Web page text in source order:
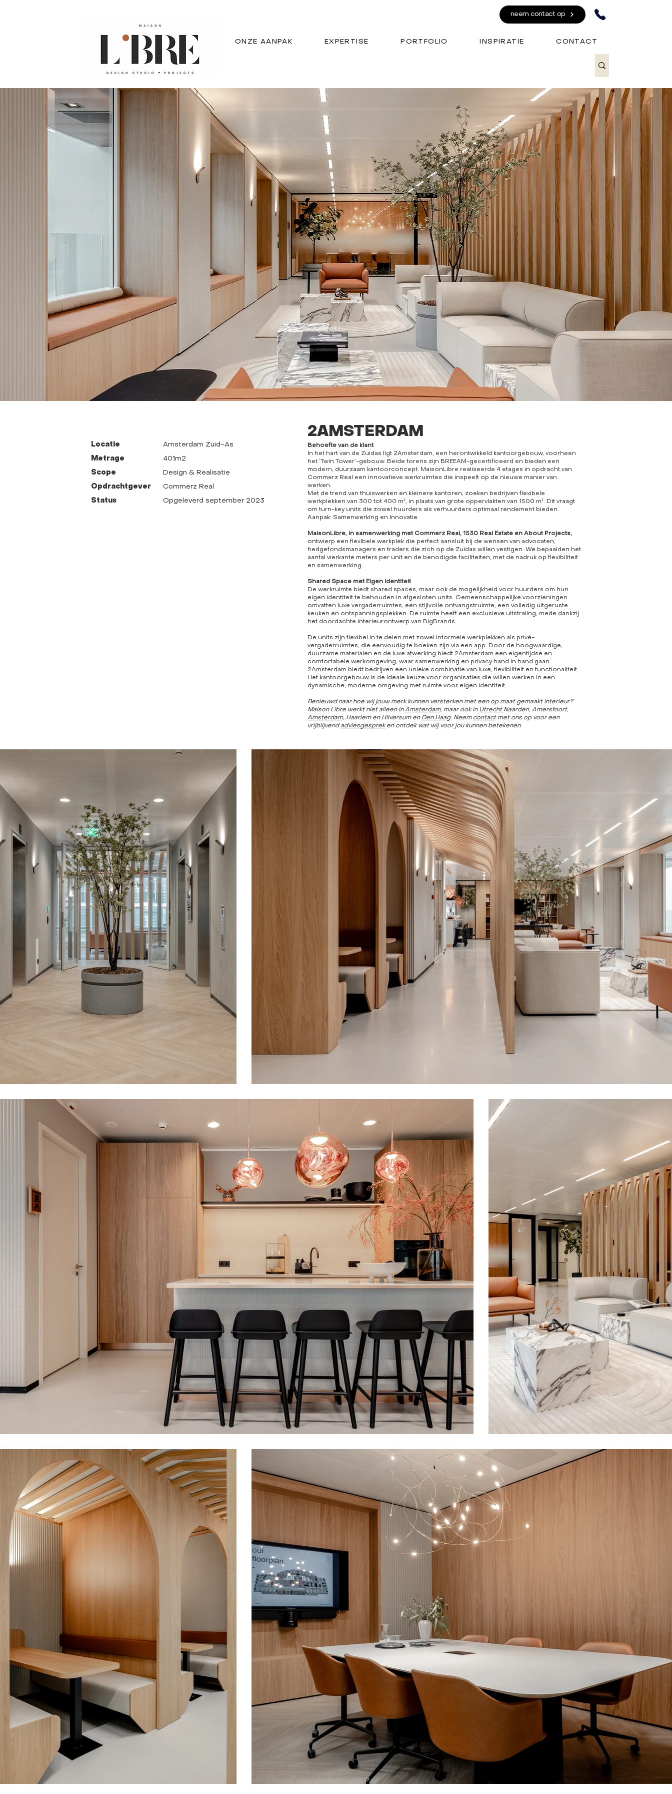
neem contact op
ONZE AANPAK EXPERTISE PORTFOLIO INSPIRATIE CONTACT
2AMSTERDAM
Locatie
Metrage
Scope
Opdrachtgever
Status
Amsterdam Zuid-As
401m2
Design & Realisatie
Commerz Real
Opgeleverd september 2023
Behoefte van de klant
In het hart van de Zuidas ligt 2Amsterdam, een herontwikkeld kantoorgebouw, voorheen
het ‘Twin Tower’-gebouw. Beide torens zijn BREEAM-gecertificeerd en bieden een
modern, duurzaam kantoorconcept. MaisonLibre realiseerde 4 etages in opdracht van
Commerz Real een innovatieve werkruimtes die inspeelt op de nieuwe manier van
werken.
Met de trend van thuiswerken en kleinere kantoren, zoeken bedrijven flexibele
werkplekken van 300 tot 400 m², in plaats van grote oppervlakten van 1500 m². Dit vraagt
om turn-key units die zowel huurders als verhuurders optimaal rendement bieden.
Aanpak: Samenwerking en Innovatie
MaisonLibre, in samenwerking met Commerz Real, 1530 Real Estate en About Projects,
ontwierp een flexibele werkplek die perfect aansluit bij de wensen van advocaten,
hedgefondsmanagers en traders die zich op de Zuidas willen vestigen. We bepaalden het
aantal vierkante meters per unit en de benodigde faciliteiten, met de nadruk op flexibiliteit
en samenwerking.
Shared Space met Eigen Identiteit
De werkruimte biedt shared spaces, maar ook de mogelijkheid voor huurders om hun
eigen identiteit te behouden in afgesloten units. Gemeenschappelijke voorzieningen
omvatten luxe vergaderruimtes, een stijlvolle ontvangstruimte, een volledig uitgeruste
keuken en ontspanningsplekken. De ruimte heeft een exclusieve uitstraling, mede dankzij
het doordachte interieurontwerp van BigBrands.
De units zijn flexibel in te delen met zowel informele werkplekken als privé-
vergaderruimtes, die eenvoudig te boeken zijn via een app. Door de hoogwaardige,
duurzame materialen en de luxe afwerking biedt 2Amsterdam een eigentijdse en
comfortabele werkomgeving, waar samenwerking en privacy hand in hand gaan.
2Amsterdam biedt bedrijven een unieke combinatie van luxe, flexibiliteit en functionaliteit.
Het kantoorgebouw is de ideale keuze voor organisaties die willen werken in een
dynamische, moderne omgeving met ruimte voor eigen identiteit.
Benieuwd naar hoe wij jouw merk kunnen versterken met een op maat gemaakt interieur?
Maison Libre werkt niet alleen inAmsterdam, maar ook in Utrecht Naarden, Amersfoort,
Amsterdam, Haarlem en Hilversum en Den Haag. Neem contactmet ons op voor een
vrijblijvendadviesgespreken ontdek wat wij voor jou kunnen betekenen.